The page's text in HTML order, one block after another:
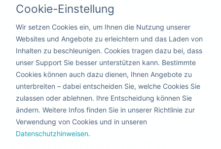
kann die Corona Desinfektion mit giftfreien
flüssigen Produkten nebenbei durchgeführt
werden.
Kita & Schule
Warum eine
Cookie-Einstellung
Wir setzen Cookies ein, um Ihnen die Nutzung unserer
Websites und Angebote zu erleichtern und das Laden von
Inhalten zu beschleunigen. Cookies tragen dazu bei, dass
unser Support Sie besser unterstützen kann. Bestimmte
Cookies können auch dazu dienen, Ihnen Angebote zu
unterbreiten – dabei entscheiden Sie, welche Cookies Sie
zulassen oder ablehnen. Ihre Entscheidung können Sie
ändern. Weitere Infos finden Sie in unserer Richtlinie zur
Verwendung von Cookies und in unseren
Datenschutzhinweisen.